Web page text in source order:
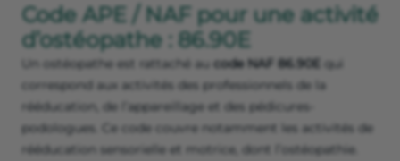
Code APE / NAF pour une activité
d’ostéopathe : 86.90E
Un ostéopathe est rattaché au code NAF 86.90E qui
correspond aux activités des professionnels de la
rééducation, de l’appareillage et des pédicures-
podologues. Ce code couvre notamment les activités de
rééducation sensorielle et motrice, dont l’ostéopathie.